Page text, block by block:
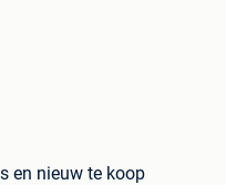
en nieuw te koop